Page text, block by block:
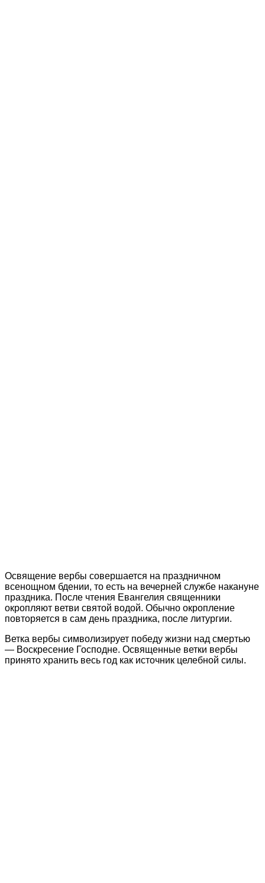
Освящение вербы совершается на праздничном
всенощном бдении, то есть на вечерней службе накануне
праздника. После чтения Евангелия священники
окропляют ветви святой водой. Обычно окропление
повторяется в сам день праздника, после литургии.
Ветка вербы символизирует победу жизни над смертью
— Воскресение Господне. Освященные ветки вербы
принято хранить весь год как источник целебной силы.